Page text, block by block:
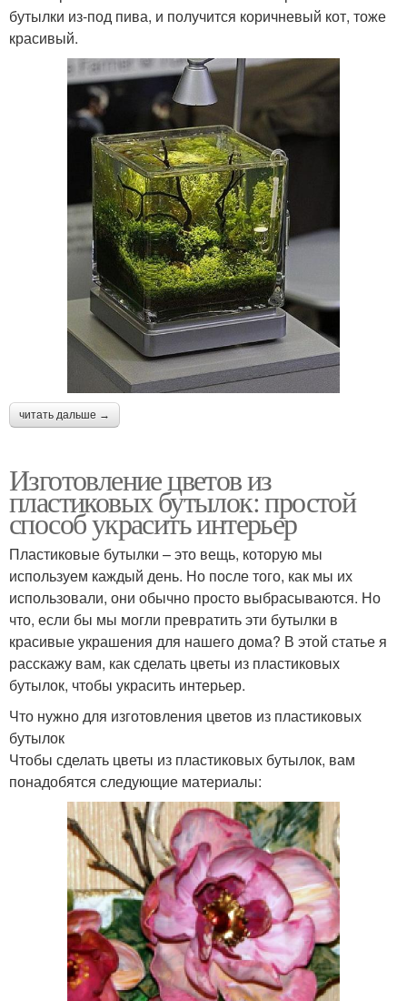
бутылки из-под пива, и получится коричневый кот, тоже
красивый.
читать дальше →
Изготовление цветов из
пластиковых бутылок: простой
способ украсить интерьер
Пластиковые бутылки – это вещь, которую мы
используем каждый день. Но после того, как мы их
использовали, они обычно просто выбрасываются. Но
что, если бы мы могли превратить эти бутылки в
красивые украшения для нашего дома? В этой статье я
расскажу вам, как сделать цветы из пластиковых
бутылок, чтобы украсить интерьер.
Что нужно для изготовления цветов из пластиковых
бутылок
Чтобы сделать цветы из пластиковых бутылок, вам
понадобятся следующие материалы: